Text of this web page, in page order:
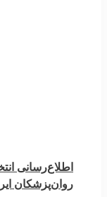
اطلاع‌رسانی
روان‌پزشکان